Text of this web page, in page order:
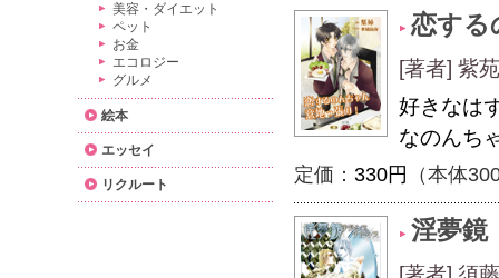
恋する
[著者] 紫苑
好きなは
なのんち
定価： 330円 （本体
淫夢鏡
美容・ダイエット
ペット
お金
エコロジー
グルメ
絵本
エッセイ
リクルート